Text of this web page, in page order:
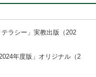
ラシー」実教出版（202
年度版」オリジナル（2